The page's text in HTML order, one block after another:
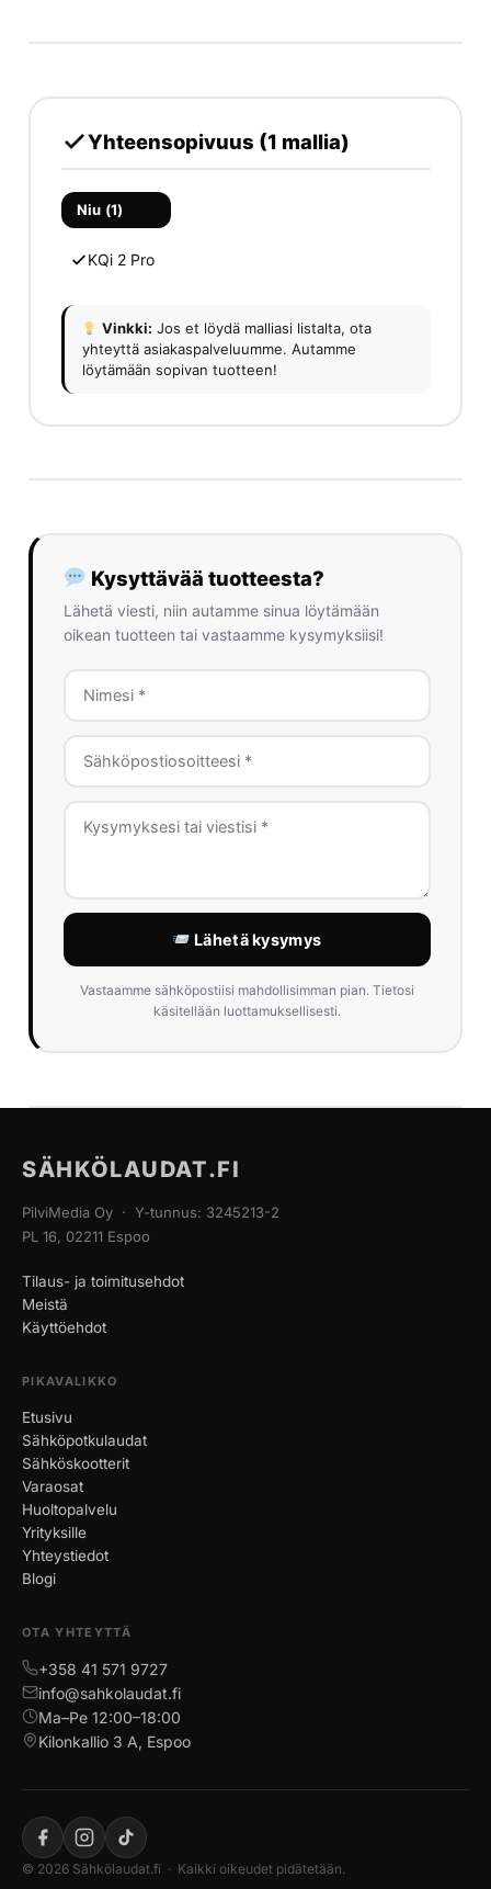
Yhteensopivuus (1 mallia)
Niu (1)
KQi 2 Pro
Vinkki: Jos et löydä malliasi listalta, ota
yhteyttä asiakaspalveluumme. Autamme
löytämään sopivan tuotteen!
Kysyttävää tuotteesta?
Lähetä viesti, niin autamme sinua löytämään
oikean tuotteen tai vastaamme kysymyksiisi!
Lähetä kysymys
Vastaamme sähköpostiisi mahdollisimman pian. Tietosi
käsitellään luottamuksellisesti.
SÄHKÖLAUDAT.FI
PilviMedia Oy · Y-tunnus: 3245213-2
PL 16, 02211 Espoo
Tilaus- ja toimitusehdot
Meistä
Käyttöehdot
PIKAVALIKKO
Etusivu
Sähköpotkulaudat
Sähköskootterit
Varaosat
Huoltopalvelu
Yrityksille
Yhteystiedot
Blogi
OTA YHTEYTTÄ
+358 41 571 9727
info@sahkolaudat.fi
Ma–Pe 12:00–18:00
Kilonkallio 3 A, Espoo
© 2026 Sähkölaudat.fi · Kaikki oikeudet pidätetään.